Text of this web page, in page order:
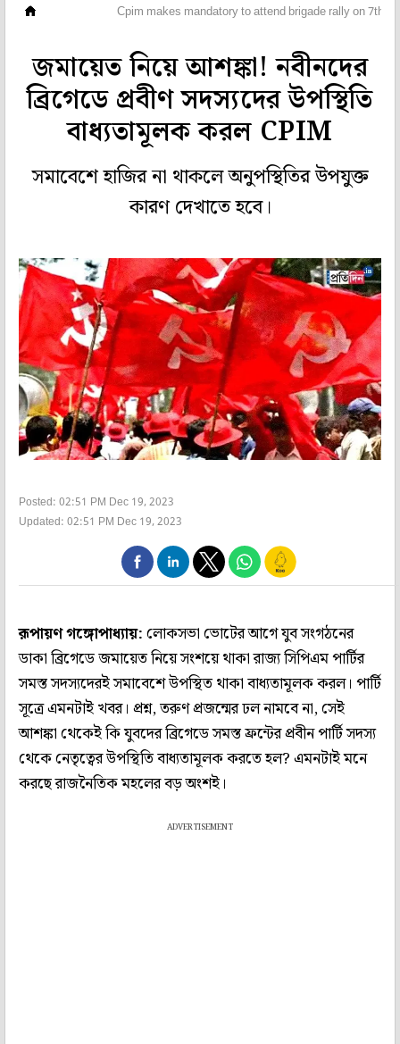
Cpim makes mandatory to attend brigade rally on 7th
জমায়েত নিয়ে আশঙ্কা! নবীনদের
ব্রিগেডে প্রবীণ সদস্যদের উপস্থিতি
বাধ্যতামূলক করল CPIM
সমাবেশে হাজির না থাকলে অনুপস্থিতির উপযুক্ত
কারণ দেখাতে হবে।
Posted: 02:51 PM Dec 19, 2023
Updated: 02:51 PM Dec 19, 2023
রূপায়ণ গঙ্গোপাধ্যায়:লোকসভা ভোটের আগে যুব সংগঠনের
ডাকা ব্রিগেডে জমায়েত নিয়ে সংশয়ে থাকা রাজ‌্য সিপিএম পার্টির
সমস্ত সদস‌্যদেরই সমাবেশে উপস্থিত থাকা বাধ‌্যতামূলক করল। পার্টি
সূত্রে এমনটাই খবর। প্রশ্ন, তরুণ প্রজন্মের ঢল নামবে না, সেই
আশঙ্কা থেকেই কি যুবদের ব্রিগেডে সমস্ত ফ্রন্টের প্রবীন পার্টি সদস‌্য
থেকে নেতৃত্বের উপস্থিতি বাধ‌্যতামূলক করতে হল? এমনটাই মনে
করছে রাজনৈতিক মহলের বড় অংশই।
ADVERTISEMENT